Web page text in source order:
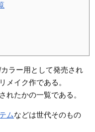
ラー用として発売され
メイク作である。
れたかの一覧である。
ムなどは世代そのもの